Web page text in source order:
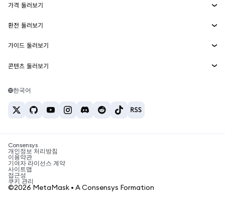
MetaMask Connect
Snaps
웹3 서비스
보안
고객 지원
채용
가격 둘러보기
이더리움 가격
솔라나 가격
테더 가격
환전 둘러보기
ETH를 USD로 환전
USDT를 INR로 환전
BTC를 INR로 환전
ETH를 USDT로 환전
가이드 둘러보기
ETH 매수
USDT 매수
SHIB 매수
BNB 매수
콘텐츠 둘러보기
솔라나 지갑
암호화폐 세금 뉴스
암호화폐 매수 방법
비트코인 매도 방법
한국어
Consensys
개인정보 처리방침
이용약관
기여자 라이선스 계약
사이트맵
접근성
쿠키 관리
©2026 MetaMask • A Consensys Formation